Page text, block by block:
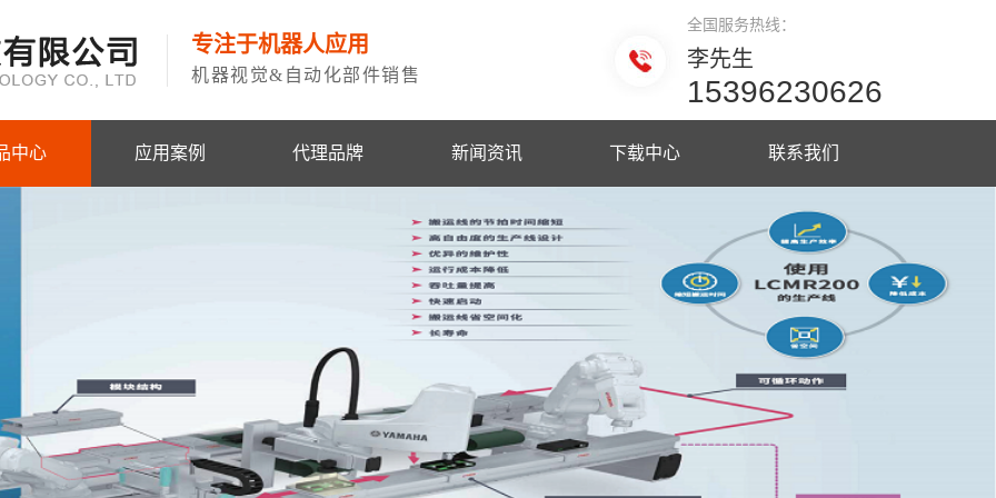
专注于机器人应用
机器视觉&自动化部件销售
全国服务热线：
李先生
15396230626
中心 应用案例 代理品牌 新闻资讯 下载中心 联系我们